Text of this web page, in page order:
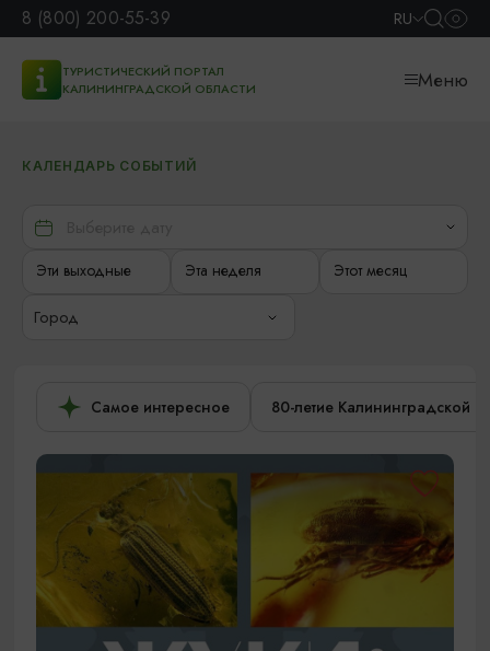
8 (800) 200-55-39 RU
ТУРИСТИЧЕСКИЙ ПОРТАЛ
КАЛИНИНГРАДСКОЙ ОБЛАСТИ
Меню
КАЛЕНДАРЬ СОБЫТИЙ
Эти выходные Эта неделя Этот месяц
Город
Самое интересное 80-летие Калининградской